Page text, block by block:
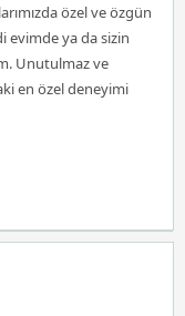
özel ve özgün
evimde ya da sizin
Unutulmaz ve
en özel deneyimi